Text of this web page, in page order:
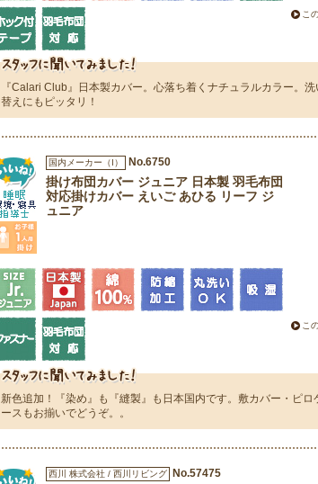
こ
『Calari Club』日本製カバー。心落ち着くナチュラルカラー。洗
替えにもピッタリ！
国内メーカー（I） No.6750
掛け布団カバー ジュニア 日本製 羽毛布団
対応掛けカバー えいご あひる リーフ ジ
ュニア
こ
新色追加！『染め』も『縫製』も日本国内です。敷カバー・ピロ
ースもお揃いでどうぞ。。
西川 株式会社 / 西川リビング No.57475